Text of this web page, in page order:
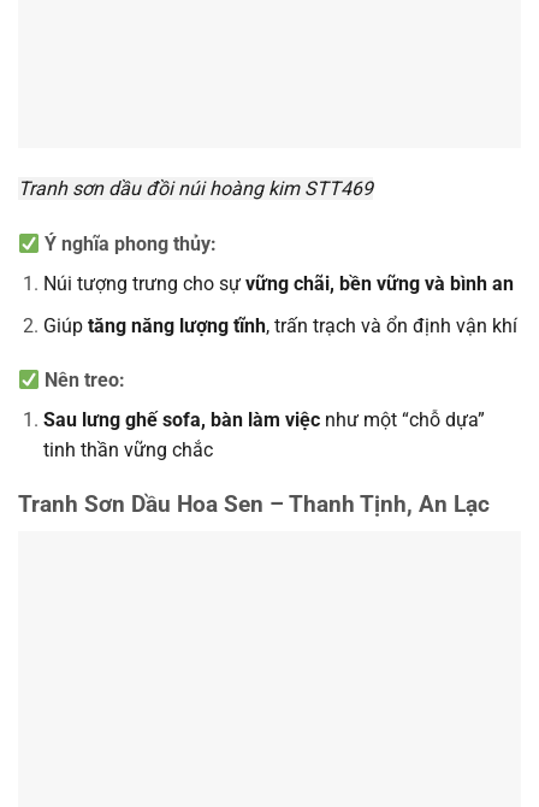
Tranh sơn dầu đồi núi hoàng kim STT469
Ý nghĩa phong thủy:
Núi tượng trưng cho sự vững chãi, bền vững và bình an
Giúp tăng năng lượng tĩnh, trấn trạch và ổn định vận khí
Nên treo:
Sau lưng ghế sofa, bàn làm việcnhư một “chỗ dựa”
tinh thần vững chắc
Tranh Sơn Dầu Hoa Sen – Thanh Tịnh, An Lạc